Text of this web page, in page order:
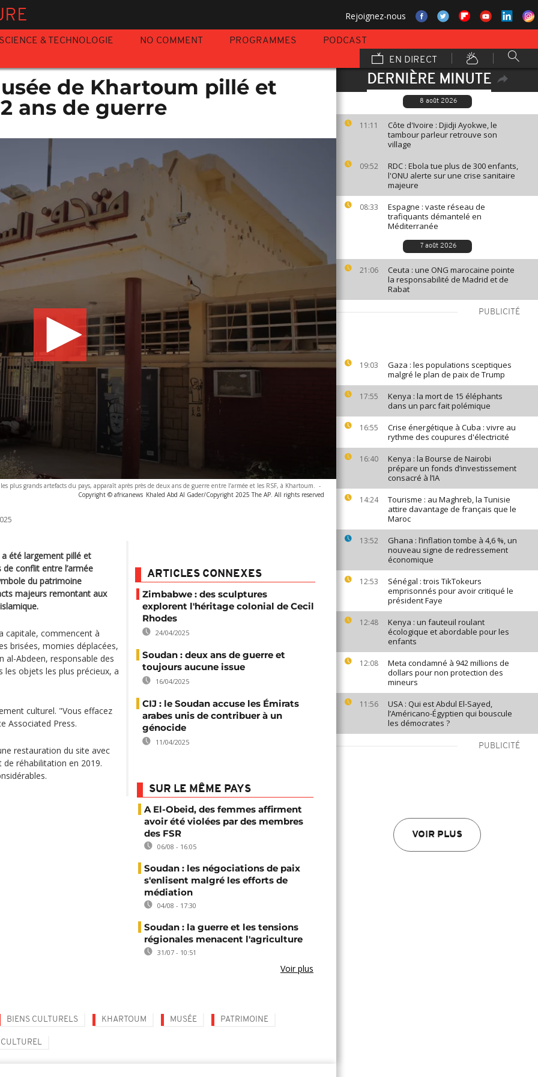
Rejoignez-nous
SCIENCE & TECHNOLOGIE NO COMMENT PROGRAMMES
PODCAST
EN DIRECT
DERNIÈRE MINUTE
8 août 2026
11:11
Côte d'Ivoire : Djidji Ayokwe, le
tambour parleur retrouve son
village
09:52
RDC : Ebola tue plus de 300 enfants,
l'ONU alerte sur une crise sanitaire
majeure
08:33
Espagne : vaste réseau de
trafiquants démantelé en
Méditerranée
7 août 2026
21:06
Ceuta : une ONG marocaine pointe
la responsabilité de Madrid et de
Rabat
PUBLICITÉ
19:03
Gaza : les populations sceptiques
malgré le plan de paix de Trump
17:55
Kenya : la mort de 15 éléphants
dans un parc fait polémique
16:55
Crise énergétique à Cuba : vivre au
rythme des coupures d'électricité
16:40
Kenya : la Bourse de Nairobi
prépare un fonds d’investissement
consacré à l’IA
14:24
Tourisme : au Maghreb, la Tunisie
attire davantage de français que le
Maroc
13:52
Ghana : l’inflation tombe à 4,6 %, un
nouveau signe de redressement
économique
12:53
Sénégal : trois TikTokeurs
emprisonnés pour avoir critiqué le
président Faye
12:48
Kenya : un fauteuil roulant
écologique et abordable pour les
enfants
12:08
Meta condamné à 942 millions de
dollars pour non protection des
mineurs
11:56
USA : Qui est Abdul El-Sayed,
l’Américano-Égyptien qui bouscule
les démocrates ?
PUBLICITÉ
VOIR PLUS
de Khartoum pillé et
ans de guerre
plus grands artefacts du pays, apparaît après près de deux ans de guerre entre l’armée et les RSF, à Khartoum. -
Copyright © africanews Khaled Abd Al Gader/Copyright 2025 The AP. All rights reserved
été largement pillé et
conflit entre l’armée
du patrimoine
majeurs remontant aux
capitale, commencent à
brisées, momies déplacées,
al-Abdeen, responsable des
objets les plus précieux, a
culturel. "Vous effacez
Associated Press.
restauration du site avec
de réhabilitation en 2019.
ARTICLES CONNEXES
Zimbabwe : des sculptures
explorent l'héritage colonial de Cecil
Rhodes
24/04/2025
Soudan : deux ans de guerre et
toujours aucune issue
16/04/2025
CIJ : le Soudan accuse les Émirats
arabes unis de contribuer à un
génocide
11/04/2025
SUR LE MÊME PAYS
A El-Obeid, des femmes affirment
avoir été violées par des membres
des FSR
06/08 - 16:05
Soudan : les négociations de paix
s'enlisent malgré les efforts de
médiation
04/08 - 17:30
Soudan : la guerre et les tensions
régionales menacent l'agriculture
31/07 - 10:51
Voir plus
BIENS CULTURELS KHARTOUM MUSÉE PATRIMOINE